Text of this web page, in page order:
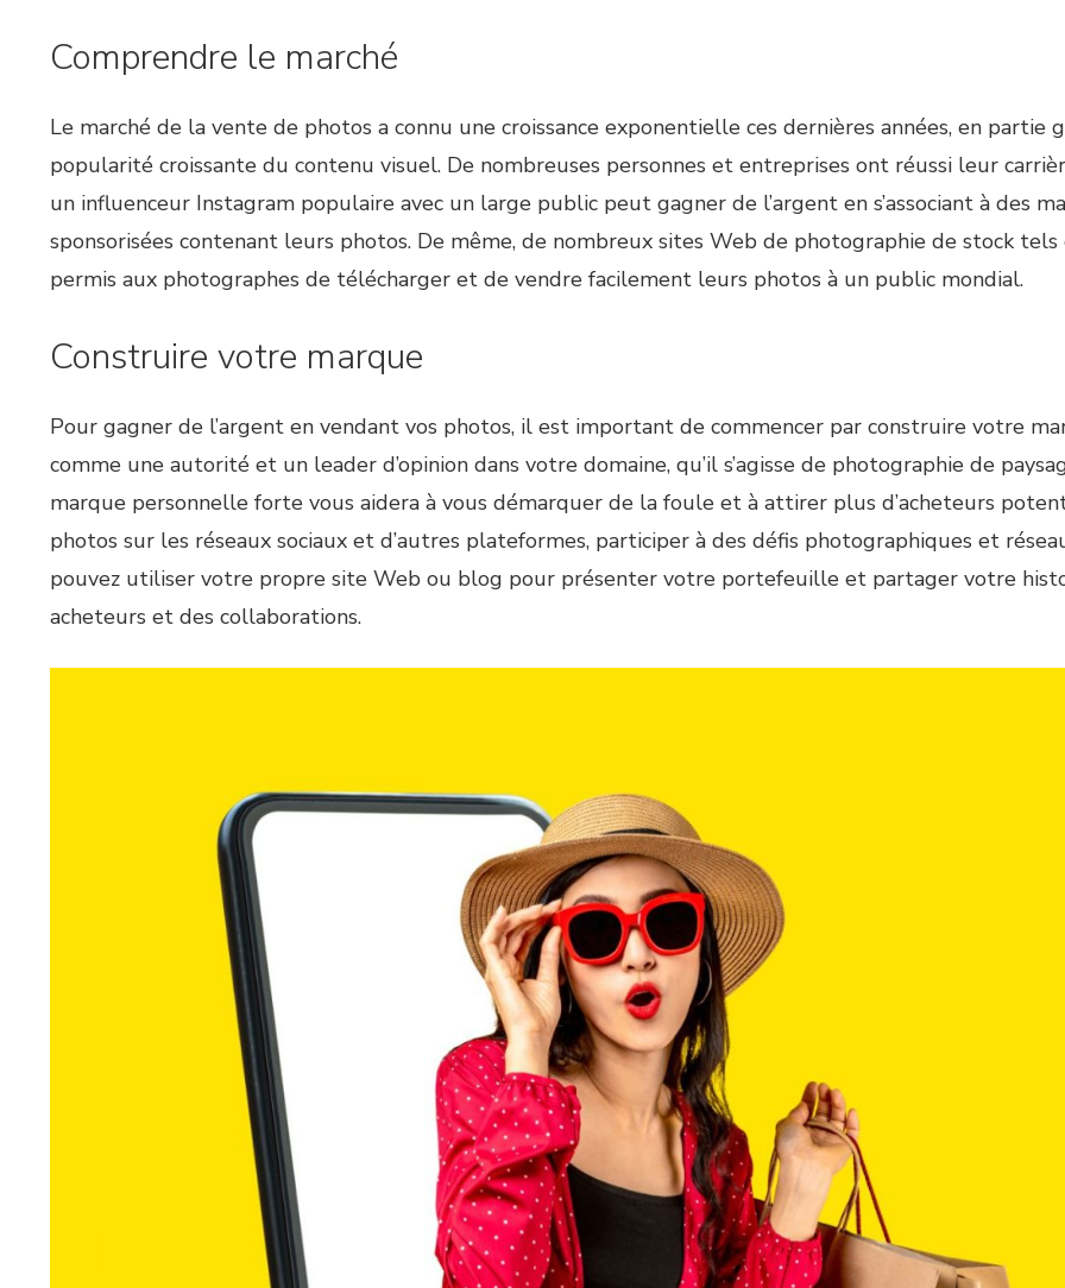
Comprendre le marché
Le marché de la vente de photos a connu une croissance exponentielle ces dernières années, en partie
popularité croissante du contenu visuel. De nombreuses personnes et entreprises ont réussi leur
un influenceur Instagram populaire avec un large public peut gagner de l’argent en s’associant à des
sponsorisées contenant leurs photos. De même, de nombreux sites Web de photographie de stock
permis aux photographes de télécharger et de vendre facilement leurs photos à un public mondial.
Construire votre marque
Pour gagner de l’argent en vendant vos photos, il est important de commencer par construire votre
comme une autorité et un leader d’opinion dans votre domaine, qu’il s’agisse de photographie de
marque personnelle forte vous aidera à vous démarquer de la foule et à attirer plus d’acheteurs
photos sur les réseaux sociaux et d’autres plateformes, participer à des défis photographiques et
pouvez utiliser votre propre site Web ou blog pour présenter votre portefeuille et partager votre
acheteurs et des collaborations.